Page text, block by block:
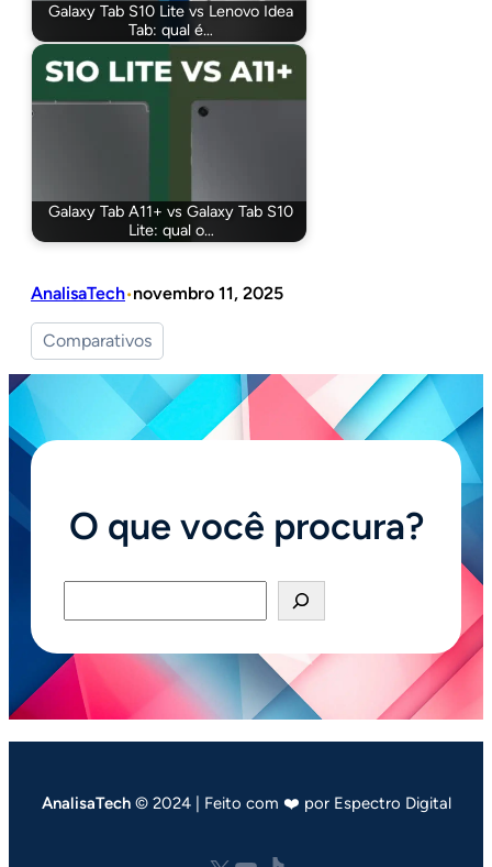
Galaxy Tab S10 Lite vs Lenovo Idea
Tab: qual é…
Galaxy Tab A11+ vs Galaxy Tab S10
Lite: qual o…
AnalisaTech•novembro 11, 2025
Comparativos
O que você procura?
AnalisaTech © 2024 | Feito com ❤️ por Espectro Digital